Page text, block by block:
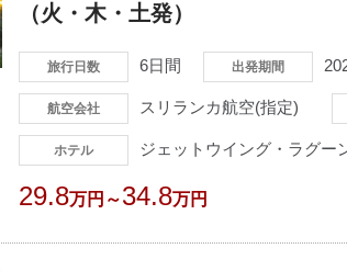
（火・木・土発）
旅行日数 6日間 出発期間
航空会社 スリランカ航空(指定)
ホテル ジェットウイング・ラグ
29.8万円～34.8万円